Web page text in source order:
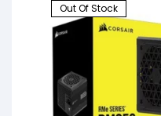
Out Of Stock